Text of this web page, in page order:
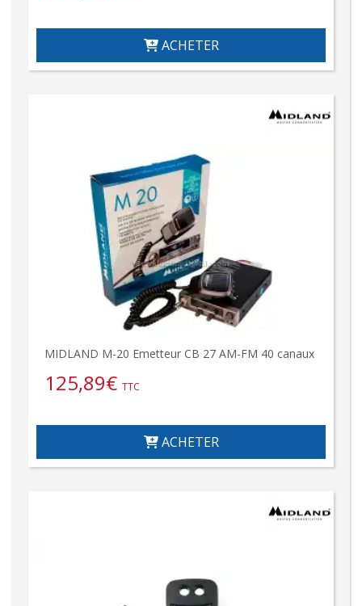
ACHETER
MIDLAND M-20 Emetteur CB 27 AM-FM 40 canaux
125,89€ TTC
ACHETER